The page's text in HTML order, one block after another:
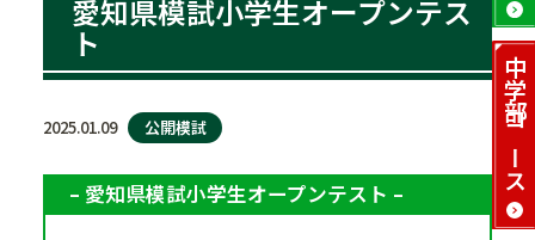
中学部
コース
愛知県模試小学生オープンテス
ト
2025.01.09 公開模試
– 愛知県模試小学生オープンテスト –